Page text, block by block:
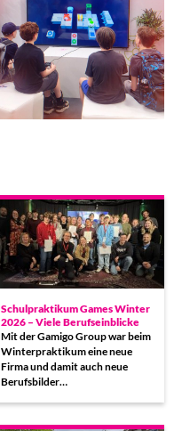
Schulpraktikum Games Winter
2026 – Viele Berufseinblicke
Mit der Gamigo Group war beim
Winterpraktikum eine neue
Firma und damit auch neue
Berufsbilder…